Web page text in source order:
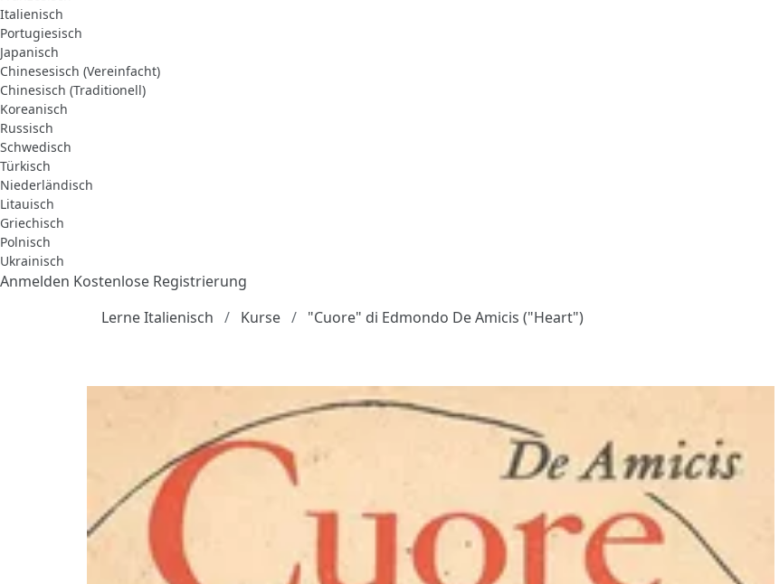
Italienisch
Portugiesisch
Japanisch
Chinesesisch (Vereinfacht)
Chinesisch (Traditionell)
Koreanisch
Russisch
Schwedisch
Türkisch
Niederländisch
Litauisch
Griechisch
Polnisch
Ukrainisch
Anmelden Kostenlose Registrierung
Lerne Italienisch
Kurse "Cuore" di Edmondo De Amicis ("Heart")